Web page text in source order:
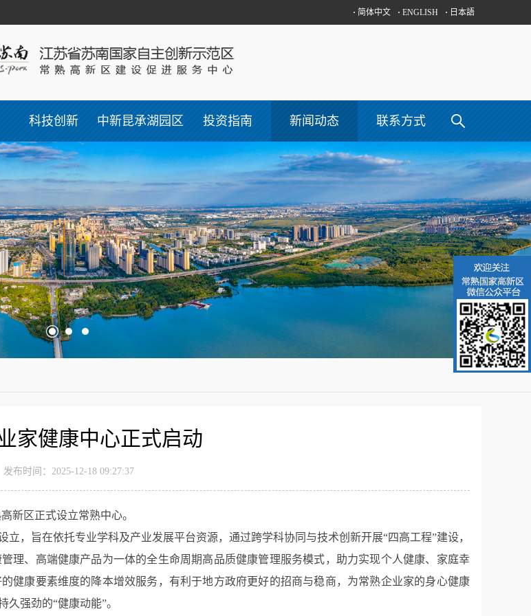
· 简体中文 · ENGLISH · 日本語
科技创新 中新昆承湖园区 投资指南 新闻动态 联系方式
家健康中心正式启动​
发布时间：2025-12-18 09:27:37
新区正式设立常熟中心。
，旨在依托专业学科及产业发展平台资源，通过跨学科协同与技术创新开展“四高工程”建设，
理、高端健康产品为一体的全生命周期高品质健康管理服务模式，助力实现个人健康、家庭幸
健康要素维度的降本增效服务，有利于地方政府更好的招商与稳商，为常熟企业家的身心健康
强劲的“健康动能”。